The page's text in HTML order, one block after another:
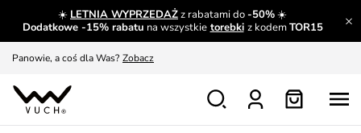
☀️ LETNIA WYPRZEDAŻz rabatami do-50%☀️
Dodatkowe -15% rabatu na wszystkie torebki z kodemTOR15
A czego nie można dowiedzieć się gdzie indziej? Czytaj więcej
Panowie, a coś dla Was? Zobacz
Produkty, które musisz mieć. Dowiedz się więcej
Wymiana i zwrot za darmo Patrz